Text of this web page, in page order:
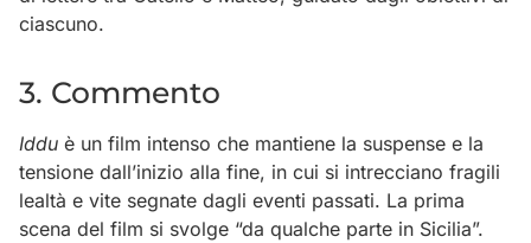
ciascuno.
3. Commento
Iddu è un film intenso che mantiene la suspense e la
tensione dall’inizio alla fine, in cui si intrecciano fragili
lealtà e vite segnate dagli eventi passati. La prima
scena del film si svolge “da qualche parte in Sicilia”.